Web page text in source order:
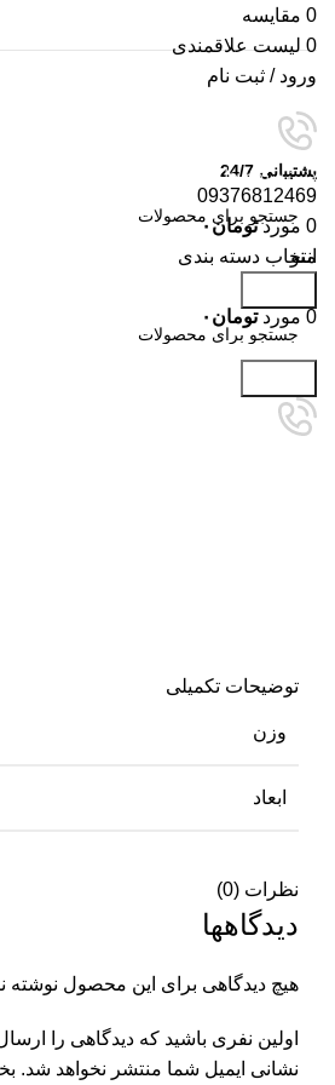
0 مقایسه
0 لیست علاقمندی
ورود / ثبت نام
پشتیبانی 24/7
09376812469
0 مورد تومان ۰
منو
0 مورد تومان ۰
دسته‌بندی‌ها
انتخاب دسته بندی
توضیحات تکمیلی
وزن
ابعاد
نظرات (0)
دیدگاهها
هیچ دیدگاهی برای این محصول
اولین نفری باشید که دیدگاهی را
نشانی ایمیل شما منتشر نخواهد شد.